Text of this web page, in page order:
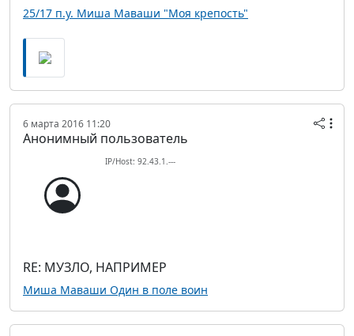
25/17 п.у. Миша Маваши "Моя крепость"
6 марта 2016 11:20
Анонимный пользователь
IP/Host: 92.43.1.---
RE: МУЗЛО, НАПРИМЕР
Миша Маваши Один в поле воин